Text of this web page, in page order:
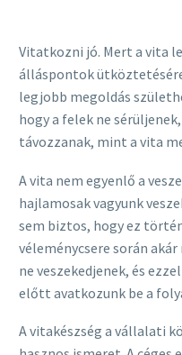
Vitatkozni jó. Mert a vita
álláspontok
legjobb megoldás
hogy a felek ne
távozzanak, mint a vita
A vita nem egyenlő a
hajlamosak vagyunk
sem biztos, hogy ez
véleménycsere során
ne veszekedjenek, és
előtt avatkozunk be a
A vitakészség a vállalati